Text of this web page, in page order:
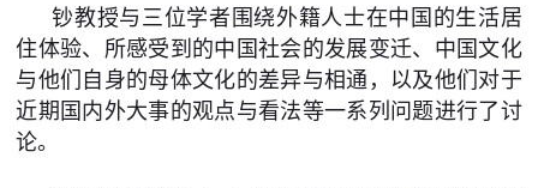
钞教授与三位学者围绕外籍人士在中国的生活居
住体验、所感受到的中国社会的发展变迁、中国文化
与他们自身的母体文化的差异与相通，以及他们对于
近期国内外大事的观点与看法等一系列问题进行了讨
论。